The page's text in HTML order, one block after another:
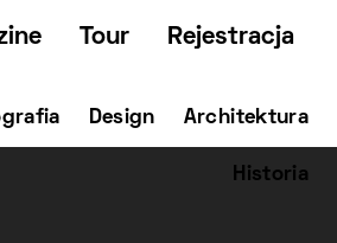
Tour Rejestracja
Design Architektura
Historia